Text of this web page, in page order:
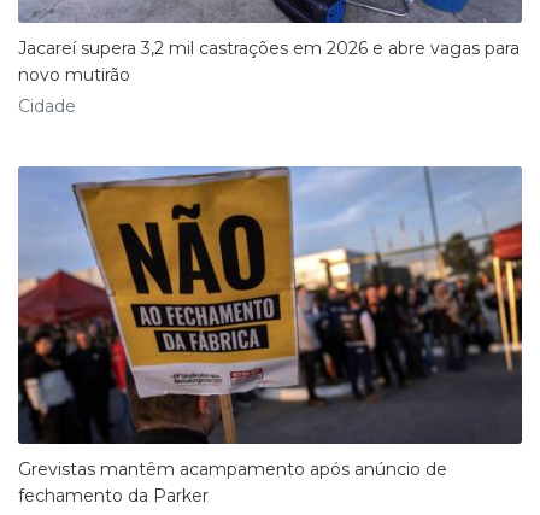
Jacareí supera 3,2 mil castrações em 2026 e abre vagas para
novo mutirão
Cidade
Grevistas mantêm acampamento após anúncio de
fechamento da Parker